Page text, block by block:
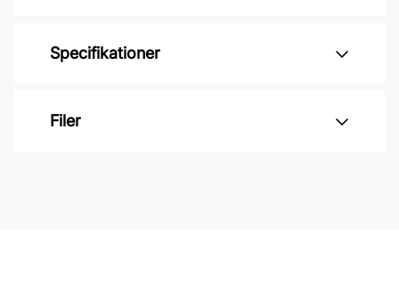
Specifikationer
Varumärke: Midbec Tapeter
Filer